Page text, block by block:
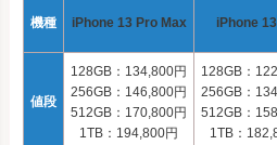
機種 iPhone 13 Pro Max iPhone
値段
128GB：134,800円
256GB：146,800円
512GB：170,800円
1TB：194,800円
128GB：
256GB：
512GB：
1TB：